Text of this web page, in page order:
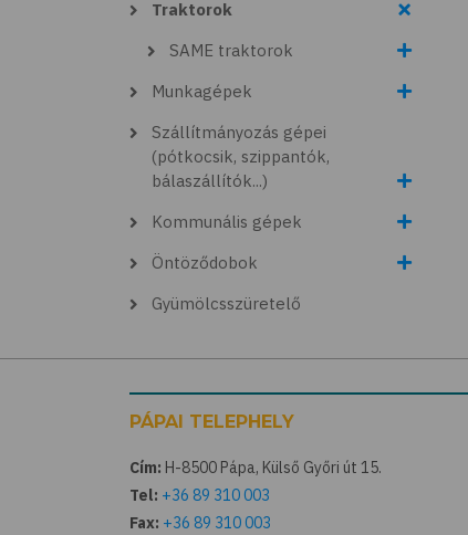
Traktorok
SAME traktorok
Munkagépek
Szállítmányozás gépei
(pótkocsik, szippantók,
bálaszállítók...)
Kommunális gépek
Öntöződobok
Gyümölcsszüretelő
PÁPAI TELEPHELY
Cím: H-8500 Pápa, Külső Győri út 15.
Tel: +36 89 310 003
Fax: +36 89 310 003